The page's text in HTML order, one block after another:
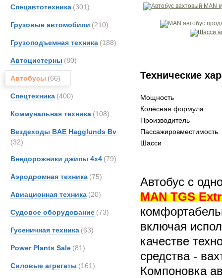
Спецавтотехника (301)
Грузовые автомобили (210)
Грузоподъемная техника (188)
Автоцистерны (80)
Автобусы (66)
Спецтехника (400)
Коммунальная техника (108)
Вездеходы BAE Hagglunds Bv
(32)
Внедорожники джипы 4х4 (79)
Аэродромная техника (75)
Авиационная техника (20)
Судовое оборудование (73)
Гусеничная техника (63)
Power Plants Sale (81)
Силовые агрегаты (161)
Технические
Мощность
Колёсная формула
Производитель
Пассажировместимость
Шасси
Автобус с
MAN TGS
включая
качестве
средства -
Компоновка